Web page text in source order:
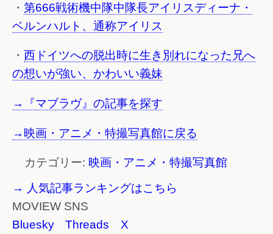
・ 第666戦術機中隊中隊長アイリスディーナ・
ベルンハルト、通称アイリス
・ 西ドイツへの脱出時に生き別れになった兄へ
の想いが強い、かわいい義妹
→『マブラヴ』の記事を探す
→映画・アニメ・特撮写真館に戻る
カテゴリー: 映画・アニメ・特撮写真館
→ 人気記事ランキングはこちら
MOVIEW SNS
Bluesky
Threads X